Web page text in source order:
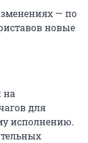
— по
новые
на
для
исполнению.